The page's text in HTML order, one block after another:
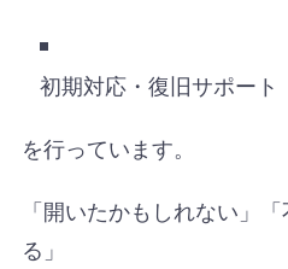
初期対応・復旧サポート
を行っています。
「開いたかもしれない」
る」